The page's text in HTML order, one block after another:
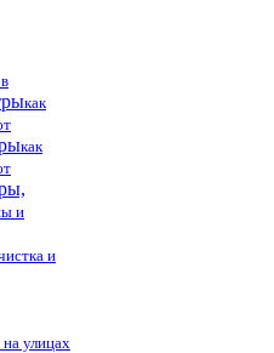
как
как
и
и
улицах